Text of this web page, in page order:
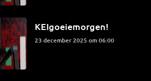
KEIgoeiemorgen!
23 december 2025 om 06:00